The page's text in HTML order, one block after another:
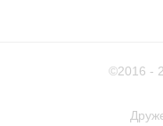
©2016 -